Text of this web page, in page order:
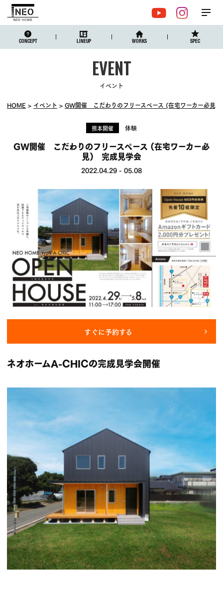
CONCEPT LINEUP WORKS SPEC
YouTube
メ
イベント
HOME イベント GW開催 こだわりのフリースペース (在宅ワーカー必見)
熊本開催 体験
GW開催 こだわりのフリースペース (在宅ワーカー必
見) 完成見学会
2022.04.29 - 05.08
すぐに予約する
ネオホームA-CHICの完成見学会開催